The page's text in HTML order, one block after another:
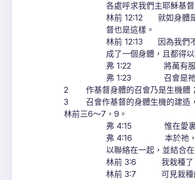
各處呼求我們主耶穌基
林前 12:12 就如身體是
督也是這樣。
林前 12:13 因為我們不
成了一個身體，且都得
弗 1:22 將萬有服在
弗 1:23 召會是祂的
2 作基督身體的召會乃是生機體；
3 召會作基督的身體生機的建造，
林前三6～7，9。
弗 4:15 惟在愛裏持守
弗 4:16 本於祂，全身
以聯絡在一起，並結合
林前 3:6 我栽種了，
林前 3:7 可見栽種的